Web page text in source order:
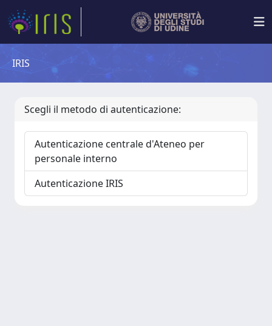
IRIS
Scegli il metodo di autenticazione:
Autenticazione centrale d'Ateneo per
personale interno
Autenticazione IRIS